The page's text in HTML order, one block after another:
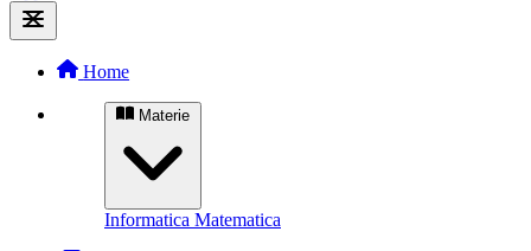
Home
Materie
Informatica Matematica